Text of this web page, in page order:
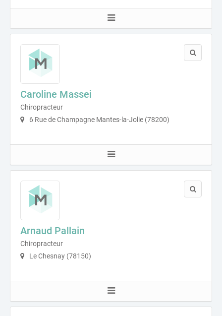
Caroline Massei
Chiropracteur
6 Rue de Champagne Mantes-la-Jolie (78200)
Arnaud Pallain
Chiropracteur
Le Chesnay (78150)